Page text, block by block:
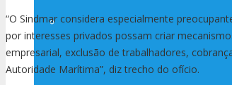
Estatuto
“O Sindmar considera especialmente
por interesses privados possam criar
empresarial, exclusão de trabalhadores,
Autoridade Marítima”, diz trecho do ofício.